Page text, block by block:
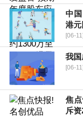
中
港
[06-11]
我
[06-11]
焦
斥